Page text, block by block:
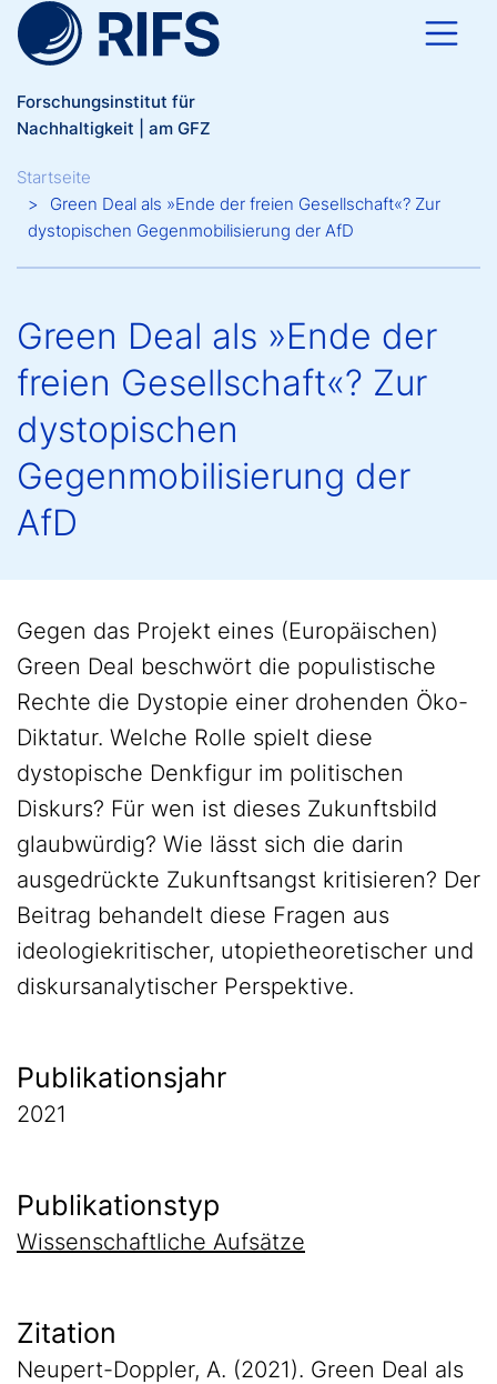
Direkt zum Inhalt
Forschungsinstitut für
Nachhaltigkeit | am GFZ
Breadcrumb
Startseite
Green Deal als »Ende der freien Gesellschaft«? Zur
dystopischen Gegenmobilisierung der AfD
Green Deal als »Ende der
freien Gesellschaft«? Zur
dystopischen
Gegenmobilisierung der
AfD
Gegen das Projekt eines (Europäischen)
Green Deal beschwört die populistische
Rechte die Dystopie einer drohenden Öko-
Diktatur. Welche Rolle spielt diese
dystopische Denkfigur im politischen
Diskurs? Für wen ist dieses Zukunftsbild
glaubwürdig? Wie lässt sich die darin
ausgedrückte Zukunftsangst kritisieren? Der
Beitrag behandelt diese Fragen aus
ideologiekritischer, utopietheoretischer und
diskursanalytischer Perspektive.
Publikationsjahr
2021
Publikationstyp
Wissenschaftliche Aufsätze
Zitation
Neupert-Doppler, A. (2021). Green Deal als